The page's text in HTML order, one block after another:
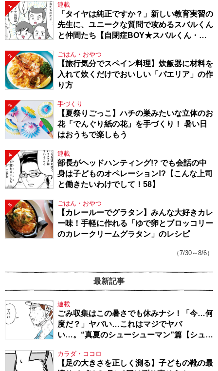
1 連載
「タイヤは純正ですか？」新しい教育実習の
先生に、ユニークな質問で攻めるスバルくん
と仲間たち【自閉症BOY★スバルくん・
2 ごはん・おやつ
【旅行気分でスペイン料理】炊飯器に材料を
入れて炊くだけでおいしい「パエリア」の作
り方
3 手づくり
【夏祭りごっこ】ハチの巣みたいな立体のお
花「でんぐり紙の花」を手づくり！ 暑い日
はおうちで楽しもう
4 連載
部長がヘッドハンティング!? でも会話の中
身は子どものオペレーション!?【こんな上司
と働きたいわけでして！58】
5 ごはん・おやつ
【カレールーでグラタン】みんな大好きカレ
ー味！手軽に作れる「ゆで卵とブロッコリー
のカレークリームグラタン」のレシピ
（7/30～8/6）
最新記事
連載
ごみ収集はこの暑さでも休みナシ！「今…何
度だ？」ヤバい…これはマジでヤバ
い…。“真夏のシューシューマン”篇【シュー
カラダ・ココロ
【足の大きさを正しく測る】子どもの靴の最